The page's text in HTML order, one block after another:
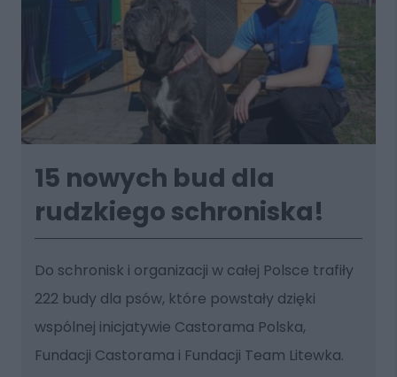
15 nowych bud dla
rudzkiego schroniska!
Do schronisk i organizacji w całej Polsce trafiły
222 budy dla psów, które powstały dzięki
wspólnej inicjatywie Castorama Polska,
Fundacji Castorama i Fundacji Team Litewka.